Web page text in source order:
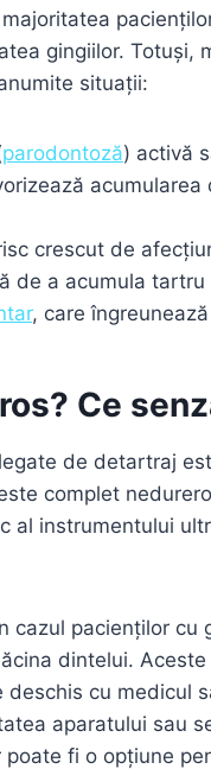
gingiilor. Totuși,
situații:
parodontoză) activă
crescut de
de a acumula tartru
, care
Ce
de detartraj
complet
al instrumentului
cazul pacienților cu
dintelui.
cu medicul
aparatului sau
fi o opțiune